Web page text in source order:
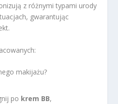
z różnymi typami urody
gwarantując
makijażu?
po krem BB,